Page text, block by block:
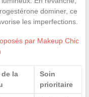
dominer, ce
les imperfections.
par Makeup Chic
de la
Soin
prioritaire